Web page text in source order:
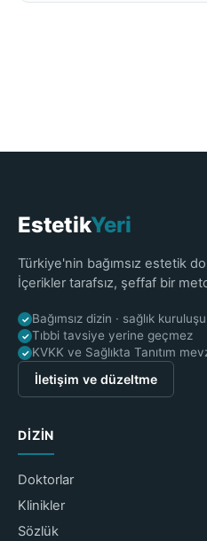
EstetikYeri
Türkiye'nin bağımsız estetik
İçerikler tarafsız, şeffaf bir
✓ Bağımsız dizin · sağlık
✓ Tıbbi tavsiye yerine geçmez
✓ KVKK ve Sağlıkta Tanıtım
İletişim ve düzeltme
DIZIN
Doktorlar
Klinikler
Sözlük